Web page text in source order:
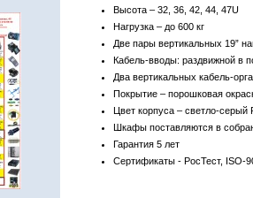
Высота – 32, 36, 42, 44, 47U
Нагрузка – до 600 кг
Две пары вертикальных 19”
Кабель-вводы: раздвижной в
Два вертикальных кабель-
Покрытие – порошковая
Цвет корпуса – светло-серый
Шкафы поставляются в
Гарантия 5 лет
Сертификаты - РосТест, ISO-